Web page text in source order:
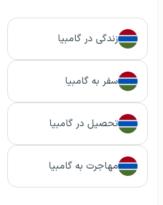
زندگی در گامبیا
سفر به گامبیا
تحصیل در گامبیا
مهاجرت به گامبیا